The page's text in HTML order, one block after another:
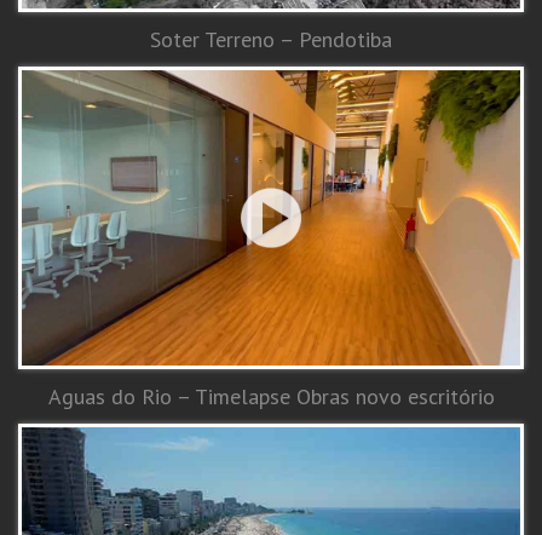
Soter Terreno – Pendotiba
Aguas do Rio – Timelapse Obras novo escritório